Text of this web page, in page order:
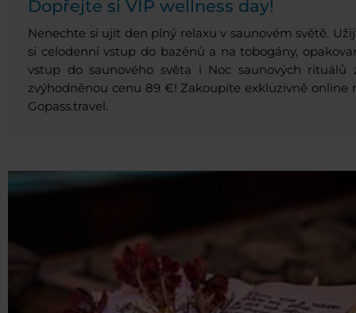
Dopřejte si VIP wellness day!
Nenechte si ujít den plný relaxu v saunovém světě.
si celodenní vstup do bazénů a na tobogány,
vstup do saunového světa i Noc saunových rituálů
zvýhodněnou cenu 89 €! Zakoupíte exkluzivně online
Gopass.travel.